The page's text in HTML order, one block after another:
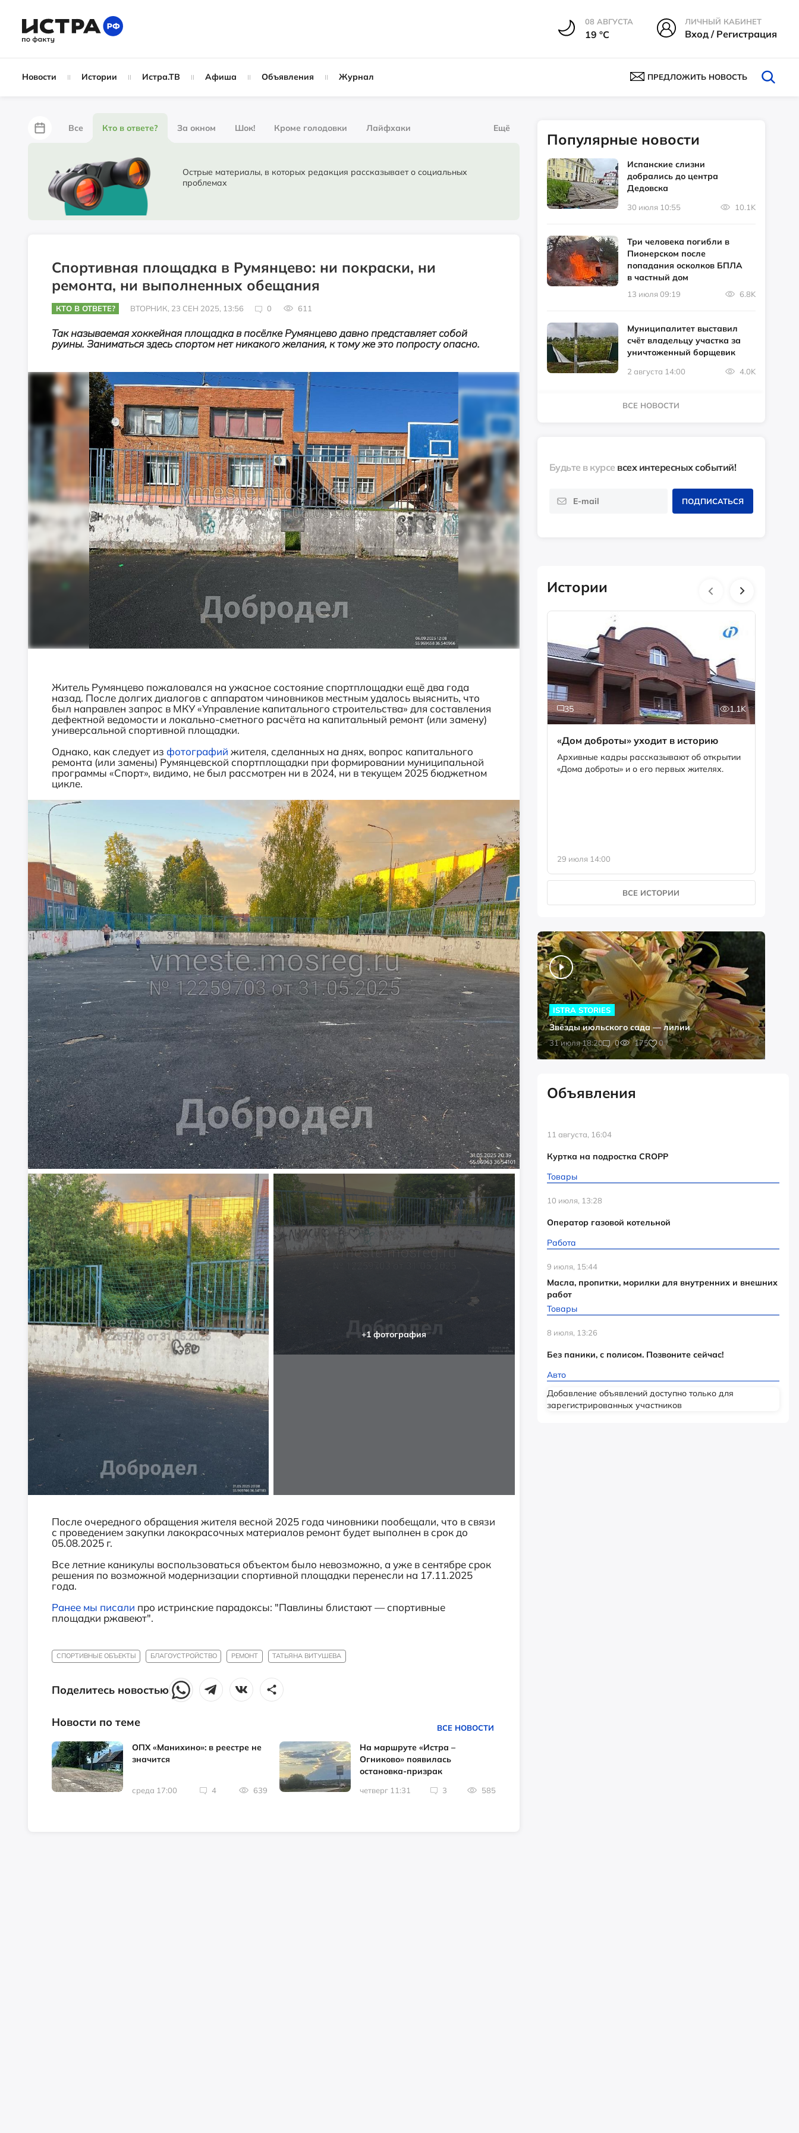
08 АВГУСТА
19 °С
ЛИЧНЫЙ КАБИНЕТ
Вход / Регистрация
Новости Истории Истра.ТВ Афиша Объявления Журнал ПРЕДЛОЖИТЬ НОВОСТЬ
Все Кто в ответе? За окном Шок! Кроме голодовки Лайфхаки
Не по лжи!
Партнёрский материал Народные новости
Ещё
Острые материалы, в которых редакция рассказывает о социальных
проблемах
Спортивная площадка в Румянцево: ни покраски, ни
ремонта, ни выполненных обещания
КТО В ОТВЕТЕ? ВТОРНИК, 23 СЕН 2025, 13:56 0 611
Так называемая хоккейная площадка в посёлке Румянцево давно представляет собой
руины. Заниматься здесь спортом нет никакого желания, к тому же это попросту опасно.
Житель Румянцево пожаловался на ужасное состояние спортплощадки ещё два года
назад. После долгих диалогов с аппаратом чиновников местным удалось выяснить, что
был направлен запрос в МКУ «Управление капитального строительства» для составления
дефектной ведомости и локально-сметного расчёта на капитальный ремонт (или замену)
универсальной спортивной площадки.
Однако, как следует из фотографий жителя, сделанных на днях, вопрос капитального
ремонта (или замены) Румянцевской спортплощадки при формировании муниципальной
программы «Спорт», видимо, не был рассмотрен ни в 2024, ни в текущем 2025 бюджетном
цикле.
+1 фотография
После очередного обращения жителя весной 2025 года чиновники пообещали, что в связи
с проведением закупки лакокрасочных материалов ремонт будет выполнен в срок до
05.08.2025 г.
Все летние каникулы воспользоваться объектом было невозможно, а уже в сентябре срок
решения по возможной модернизации спортивной площадки перенесли на 17.11.2025
года.
Ранее мы писали про истринские парадоксы: "Павлины блистают — спортивные
площадки ржавеют".
СПОРТИВНЫЕ ОБЪЕКТЫ БЛАГОУСТРОЙСТВО РЕМОНТ ТАТЬЯНА ВИТУШЕВА
Поделитесь новостью
Новости по теме ВСЕ НОВОСТИ
ОПХ «Манихино»: в реестре не
значится
среда 17:00 4 639
На маршруте «Истра –
Огниково» появилась
остановка-призрак
четверг 11:31 3 585
Популярные новости
Испанские слизни
добрались до центра
Дедовска
30 июля 10:55 10.1K
Три человека погибли в
Пионерском после
попадания осколков БПЛА
в частный дом
13 июля 09:19 6.8K
Муниципалитет выставил
счёт владельцу участка за
уничтоженный борщевик
2 августа 14:00 4.0K
ВСЕ НОВОСТИ
Будьте в курсе всех интересных событий!
ПОДПИСАТЬСЯ
Истории
35 1.1K
«Дом доброты» уходит в историю
Архивные кадры рассказывают об открытии
«Дома доброты» и о его первых жителях.
29 июля 14:00
ВСЕ ИСТОРИИ
31 июля 18:20 0 175 0
ISTRA STORIES
Звёзды июльского сада — лилии
Объявления
11 августа, 16:04
Куртка на подростка CROPP
Товары
10 июля, 13:28
Оператор газовой котельной
Работа
9 июля, 15:44
Масла, пропитки, морилки для внутренних и внешних
работ
Товары
8 июля, 13:26
Без паники, с полисом. Позвоните сейчас!
Авто
Добавление объявлений доступно только для
зарегистрированных участников